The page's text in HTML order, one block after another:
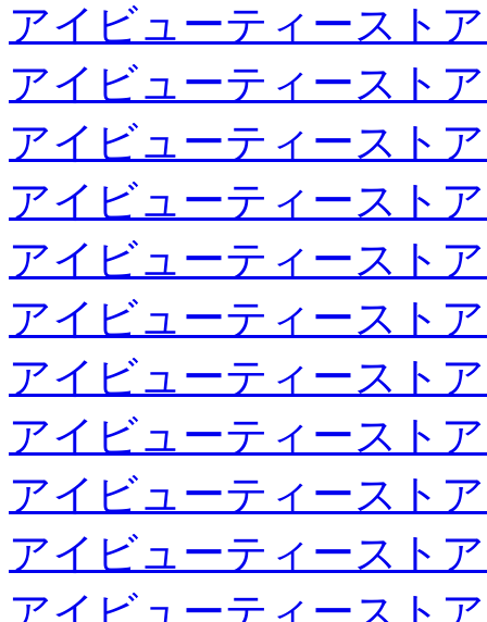
アイビューティースト
アイビューティースト
アイビューティースト
アイビューティースト
アイビューティースト
アイビューティースト
アイビューティースト
アイビューティースト
アイビューティースト
アイビューティースト
アイビューティースト